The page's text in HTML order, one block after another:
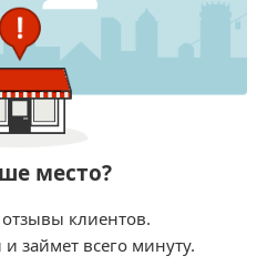
место?
клиентов.
займет всего минуту.